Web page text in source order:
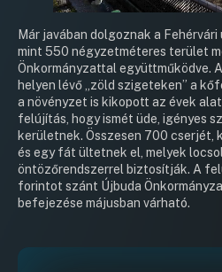
Már javában dolgoznak a
mint 550 négyzetméteres terület
Önkormányzattal együttműködve.
helyen lévő „zöld szigeteken” a
a növényzet is kikopott az évek
felújítás, hogy ismét üde, igényes
kerületnek. Összesen 700 cserjét,
és egy fát ültetnek el, melyek
öntözőrendszerrel biztosítják. A
forintot szánt Újbuda
befejezése májusban várható.